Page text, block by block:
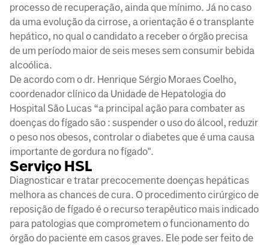
processo de recuperação, ainda que mínimo. Já no caso
da uma evolução da cirrose, a orientação é o transplante
hepático, no qual o candidato a receber o órgão precisa
de um período maior de seis meses sem consumir bebida
alcoólica.
De acordo com o dr. Henrique Sérgio Moraes Coelho,
coordenador clínico da Unidade de Hepatologia do
Hospital São Lucas “a principal ação para combater as
doenças do fígado são : suspender o uso do álcool, reduzir
o peso nos obesos, controlar o diabetes que é uma causa
importante de gordura no fígado".
Serviço HSL
Diagnosticar e tratar precocemente doenças hepáticas
melhora as chances de cura. O procedimento cirúrgico de
reposição de fígado é o recurso terapêutico mais indicado
para patologias que comprometem o funcionamento do
órgão do paciente em casos graves. Ele pode ser feito de